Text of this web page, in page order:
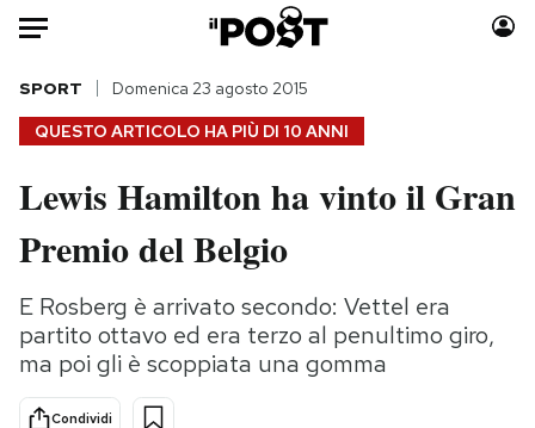
Auto
HOME
Italia
Politica
Tecnologia
Internet
Scienza
Cultura
Moda
Storie/Idee
Ok Boomer!
Media
QUESTO ARTICOLO HA PIÙ DI 10 ANNI
SPORT Domenica 23 agosto 2015
Lewis Hamilton ha vinto il Gran
Premio del Belgio
E Rosberg è arrivato secondo: Vettel era
partito ottavo ed era terzo al penultimo giro,
ma poi gli è scoppiata una gomma
Condividi